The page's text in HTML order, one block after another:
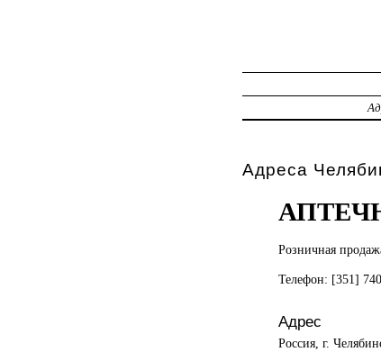
Адреса
Розничная
Телефон: [351]
Адрес
Россия, г.